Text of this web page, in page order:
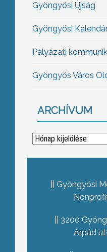
Gyöngyösi Újság
Gyöngyösi
Pályázati
Gyöngyös Város
ARCHÍVUM
Archívum
Gyöngyösi
3200
Árpád